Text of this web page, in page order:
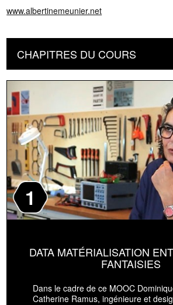
www.albertinemeunier.net
CHAPITRES DU COURS
1
DATA MATÉRIALISATION
FANTAISIES
Dans le cadre de ce MOOC
Catherine Ramus, ingénieure et